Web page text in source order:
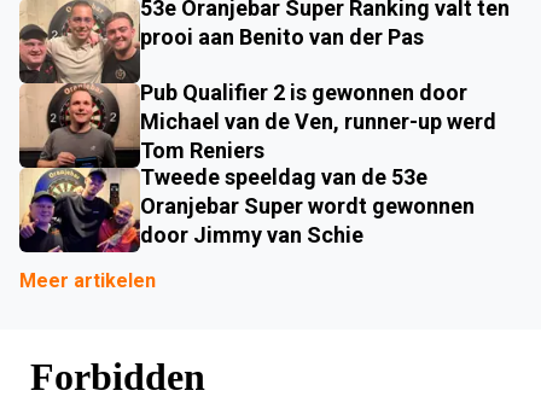
53e Oranjebar Super Ranking valt ten
prooi aan Benito van der Pas
Pub Qualifier 2 is gewonnen door
Michael van de Ven, runner-up werd
Tom Reniers
Tweede speeldag van de 53e
Oranjebar Super wordt gewonnen
door Jimmy van Schie
Meer artikelen